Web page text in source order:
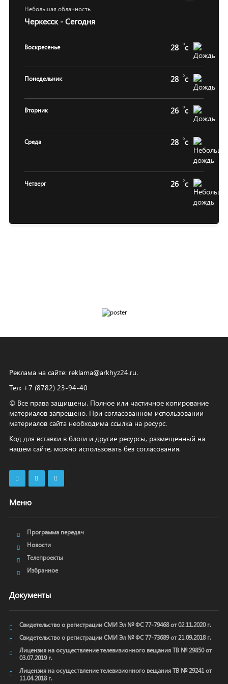
Небольшая облачность
Черкесск - Сегодня
Воскресенье 28 c
Понедельник 28 c
Вторник 26 c
Среда 28 c
Четверг 26 c
Реклама на сайте: reklama@arkhyz24.ru.
Тел: +7 (8782) 23‑94‑40
© Все права защищены. Полное или частичное копирование
материалов запрещено. При согласованном использовании
материалов сайта необходима ссылка на ресурс.
Код для вставки в блоги и другие ресурсы, размещенный на
нашем сайте, можно использовать без согласования.
Меню
Программа передач
Новости
Телепроекты
Избранное
Документы
Свидетельство о регистрации СМИ Эл № ФС 77-79468 от 02.11.2020 г.
Свидетельство о регистрации СМИ Эл № ФС 77-73689 от 21.09.2018 г.
Лицензия на осуществление телевизионного вещания ТВ № 29850 от
03.07.2019 г.
Лицензия на осуществление телевизионного вещания ТВ № 29241 от
11.04.2018 г.